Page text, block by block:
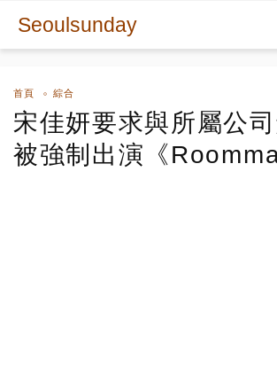
Seoulsunday
首頁 綜合
宋佳妍要求與所屬公
被強制出演《